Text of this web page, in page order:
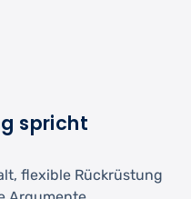
spricht
flexible Rückrüstung